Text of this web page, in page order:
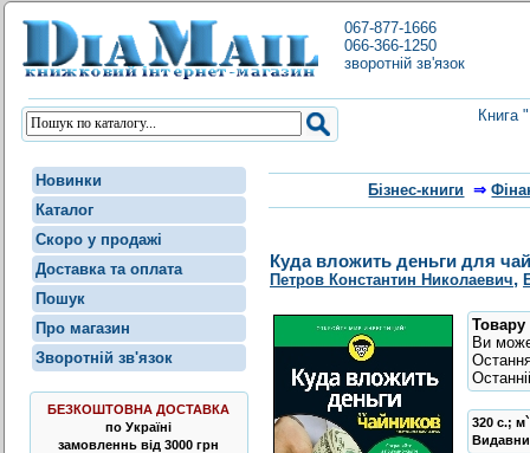
067-877-1666
066-366-1250
зворотній зв'язок
Книга
Новинки
Каталог
Скоро у продажі
Доставка та оплата
Пошук
Про магазин
Зворотній зв'язок
БЕЗКОШТОВНА ДОСТАВКА
по Україні
замовленнь від 3000 грн
Бізнес-книги ⇒
Куда вложить деньги для
Петров Константин Николаевич,
Товару
Ви
320 с.;